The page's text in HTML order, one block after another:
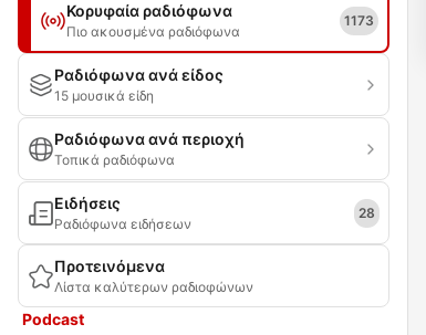
Κορυφαία ραδιόφωνα
Πιο ακουσμένα ραδιόφωνα
1173
Ραδιόφωνα ανά είδος
15 μουσικά είδη
Ραδιόφωνα ανά περιοχή
Τοπικά ραδιόφωνα
Ειδήσεις
Ραδιόφωνα ειδήσεων
28
Προτεινόμενα
Λίστα καλύτερων ραδιοφώνων
Podcast